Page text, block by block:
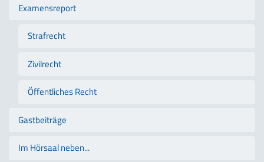
Examensreport
Strafrecht
Zivilrecht
Öffentliches Recht
Gastbeiträge
Im Hörsaal neben...